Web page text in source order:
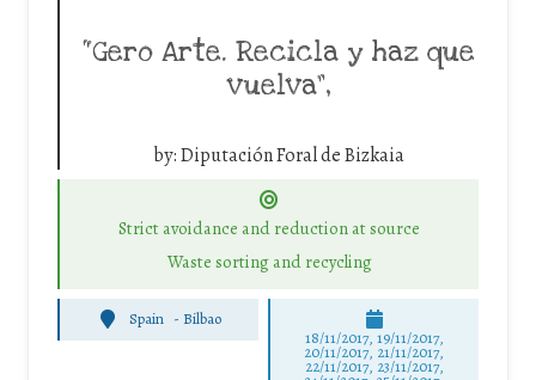
“Gero Arte. Recicla y haz que
vuelva”,
by:Diputación Foral de Bizkaia
Strict avoidance and reduction at source
Waste sorting and recycling
Spain - Bilbao
18/11/2017, 19/11/2017,
20/11/2017, 21/11/2017,
22/11/2017, 23/11/2017,